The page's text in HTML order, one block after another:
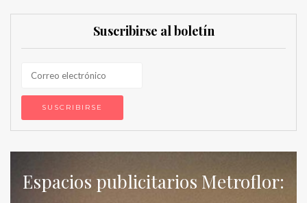
Suscribirse al boletín
Espacios publicitarios Metroflor: